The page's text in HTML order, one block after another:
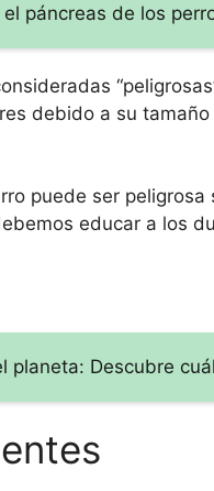
páncreas de los
debido a su
puede ser
educar a los
planeta: Descubre